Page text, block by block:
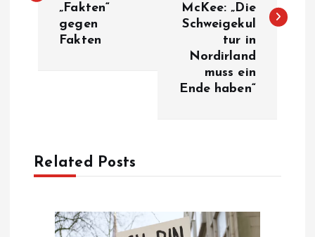
„Fakten“
gegen
Fakten
McKee: „Die
Schweigekul
tur in
Nordirland
muss ein
Ende haben“
Related Posts